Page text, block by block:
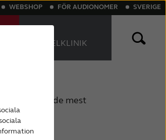
WEBSHOP FÖR AUDIONOMER SVERIGE
HÖRSELKLINIK
är en av de mest
även
RITE-